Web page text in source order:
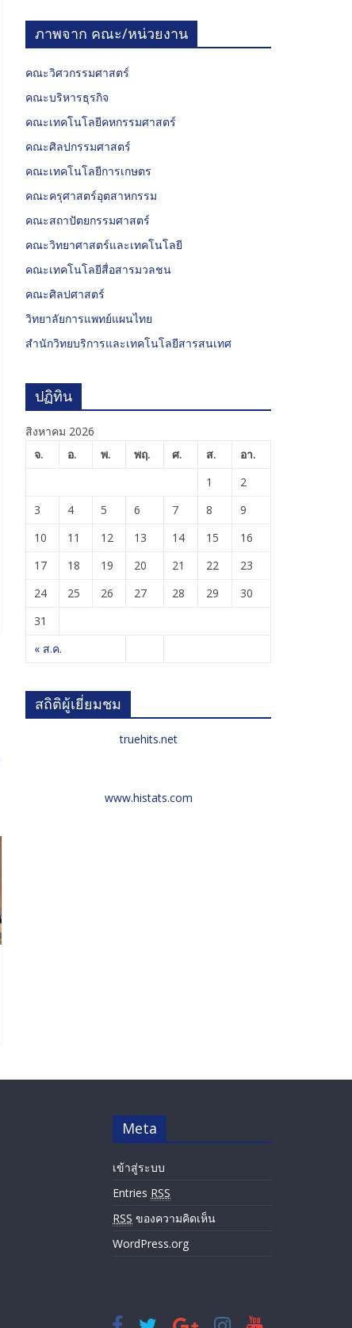
ภาพจาก คณะ/หน่วยงาน
คณะวิศวกรรมศาสตร์
คณะบริหารธุรกิจ
คณะเทคโนโลยีคหกรรมศาสตร์
คณะศิลปกรรมศาสตร์
คณะเทคโนโลยีการเกษตร
คณะครุศาสตร์อุตสาหกรรม
คณะสถาปัตยกรรมศาสตร์
คณะวิทยาศาสตร์และเทคโนโลยี
คณะเทคโนโลยีสื่อสารมวลชน
คณะศิลปศาสตร์
วิทยาลัยการแพทย์แผนไทย
สำนักวิทยบริการและเทคโนโลยีสารสนเทศ
ปฏิทิน
สิงหาคม 2026
จ.
อ. พ. พฤ. ศ. ส. อา.
« ส.ค.
1
2
3
4 5 6 7 8
9
10
11 12 13 14 15
16
17
18 19 20 21 22
23
24
25 26 27 28 29
30
31
สถิติผู้เยี่ยมชม
truehits.net
www.histats.com
Meta
เข้าสู่ระบบ
Entries RSS
RSS ของความคิดเห็น
WordPress.org